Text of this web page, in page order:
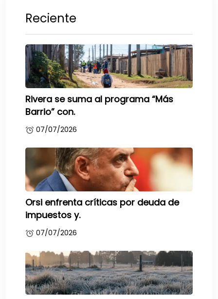
Reciente
Rivera se suma al programa “Más
Barrio” con.
07/07/2026
Orsi enfrenta críticas por deuda de
impuestos y.
07/07/2026